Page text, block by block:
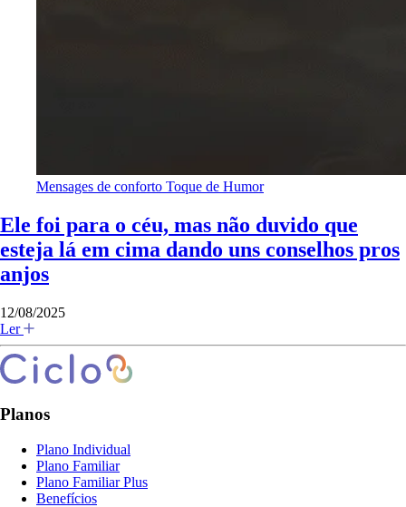
Mensages de conforto Toque de Humor
Ele foi para o céu, mas não duvido que
esteja lá em cima dando uns conselhos pros
anjos
12/08/2025
Ler
Planos
Plano Individual
Plano Familiar
Plano Familiar Plus
Benefícios